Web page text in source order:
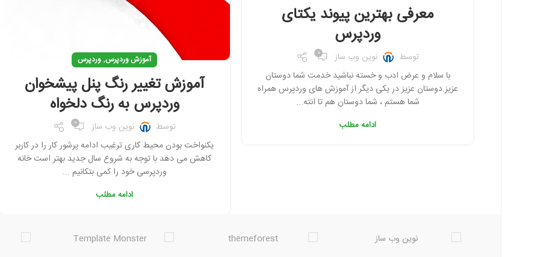
معرفی بهترین پیوند یکتای
وردپرس
توسط نوین وب ساز 0
با سلام و عرض ادب و خسته نباشید خدمت شما دوستان
عزیز.دوستان عزیز در یکی دیگر از آموزش های وردپرس همراه
شما هستم ، شما دوستان هم تا انته...
ادامه مطلب
آموزش وردپرس, وردپرس
آموزش تغییر رنگ پنل پیشخوان
وردپرس به رنگ دلخواه
توسط نوین وب ساز 0
یکنواخت بودن محیط کاری ترغیب ادامه پرشور کار را در کاربر
کاهش می دهد با توجه به شروع سال جدید بهتر است خانه
وردپرسی خود را کمی بتکانیم ...
ادامه مطلب